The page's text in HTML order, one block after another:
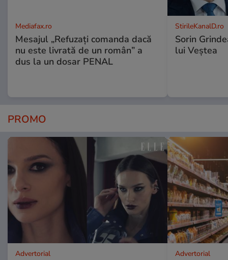
Mediafax.ro
Mesajul „Refuzați comanda dacă
nu este livrată de un român” a
dus la un dosar PENAL
StirileKanalD.ro
Sorin
lui Veștea
PROMO
Advertorial Advertorial